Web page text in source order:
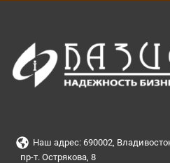
Наш адрес: 690002,
пр-т. Острякова, 8